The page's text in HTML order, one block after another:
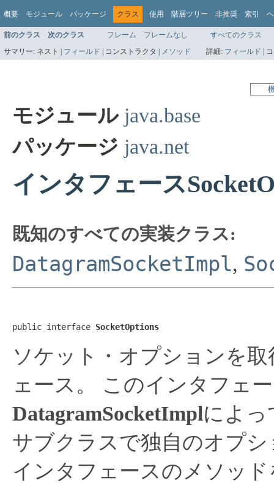
概要 モジュール パッケージ クラス 使用 階層ツリー 非推奨 索引
前のクラス 次のクラス フレーム フレームなし
すべてのクラス
サマリー: ネスト | フィールド | コンストラクタ | メソッド 詳細: フィールド |
モジュール java.base
パッケージ java.net
インタフェース
既知のすべての実装クラス:
DatagramSocketImpl,
public interface SocketOptions
ソケット・オプションを
ェース。
このインタフェ
DatagramSocketImplによっ
サブクラスで独自のオプ
インタフェースのメソッ